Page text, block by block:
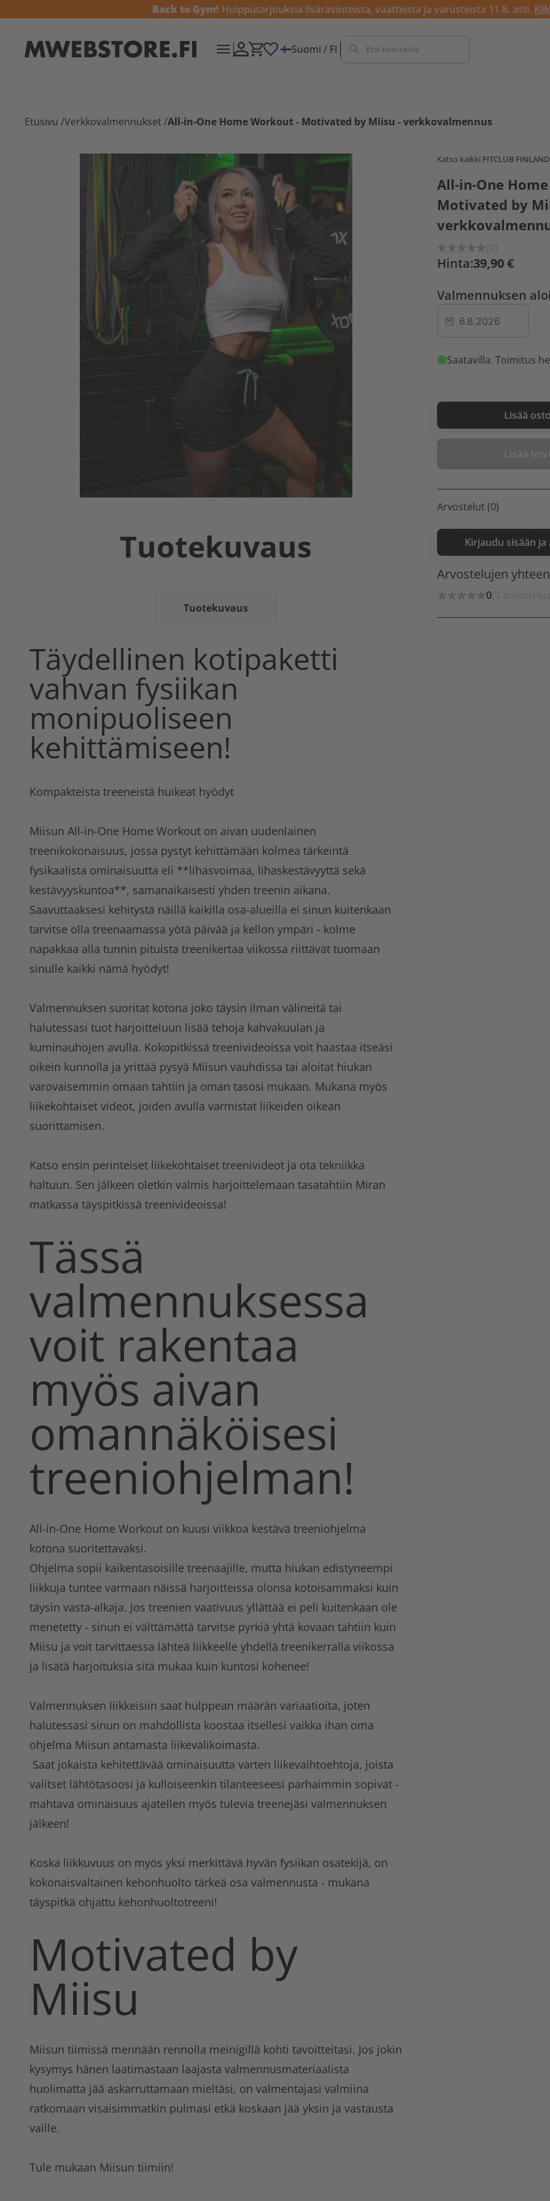
Back to Gym! Huipputarjouksia lisäravinteista, vaatteista ja varusteista 11.8. asti.
Suomi / FI
Etusivu /Verkkovalmennukset /All-in-One Home Workout - Motivated by Miisu - verkkovalmennus
Tuotekuvaus
Tuotekuvaus
Täydellinen kotipaketti
vahvan fysiikan
monipuoliseen
kehittämiseen!
Kompakteista treeneistä huikeat hyödyt
Miisun All-in-One Home Workout on aivan uudenlainen
treenikokonaisuus, jossa pystyt kehittämään kolmea tärkeintä
fysikaalista ominaisuutta eli **lihasvoimaa, lihaskestävyyttä sekä
kestävyyskuntoa**, samanaikaisesti yhden treenin aikana.
Saavuttaaksesi kehitystä näillä kaikilla osa-alueilla ei sinun kuitenkaan
tarvitse olla treenaamassa yötä päivää ja kellon ympäri - kolme
napakkaa alla tunnin pituista treenikertaa viikossa riittävät tuomaan
sinulle kaikki nämä hyödyt!
Valmennuksen suoritat kotona joko täysin ilman välineitä tai
halutessasi tuot harjoitteluun lisää tehoja kahvakuulan ja
kuminauhojen avulla. Kokopitkissä treenivideoissa voit haastaa itseäsi
oikein kunnolla ja yrittää pysyä Miisun vauhdissa tai aloitat hiukan
varovaisemmin omaan tahtiin ja oman tasosi mukaan. Mukana myös
liikekohtaiset videot, joiden avulla varmistat liikeiden oikean
suorittamisen.
Katso ensin perinteiset liikekohtaiset treenivideot ja ota tekniikka
haltuun. Sen jälkeen oletkin valmis harjoittelemaan tasatahtiin Miran
matkassa täyspitkissä treenivideoissa!
Tässä
valmennuksessa
voit rakentaa
myös aivan
omannäköisesi
treeniohjelman!
All-in-One Home Workout on kuusi viikkoa kestävä treeniohjelma
kotona suoritettavaksi.
Ohjelma sopii kaikentasoisille treenaajille, mutta hiukan edistyneempi
liikkuja tuntee varmaan näissä harjoitteissa olonsa kotoisammaksi kuin
täysin vasta-alkaja. Jos treenien vaativuus yllättää ei peli kuitenkaan ole
menetetty - sinun ei välttämättä tarvitse pyrkiä yhtä kovaan tahtiin kuin
Miisu ja voit tarvittaessa lähteä liikkeelle yhdellä treenikerralla viikossa
ja lisätä harjoituksia sitä mukaa kuin kuntosi kohenee!
Valmennuksen liikkeisiin saat hulppean määrän variaatioita, joten
halutessasi sinun on mahdollista koostaa itsellesi vaikka ihan oma
ohjelma Miisun antamasta liikevalikoimasta.
Saat jokaista kehitettävää ominaisuutta varten liikevaihtoehtoja, joista
valitset lähtötasoosi ja kulloiseenkin tilanteeseesi parhaimmin sopivat -
mahtava ominaisuus ajatellen myös tulevia treenejäsi valmennuksen
jälkeen!
Koska liikkuvuus on myös yksi merkittävä hyvän fysiikan osatekijä, on
kokonaisvaltainen kehonhuolto tärkeä osa valmennusta - mukana
täyspitkä ohjattu kehonhuoltotreeni!
Motivated by
Miisu
Miisun tiimissä mennään rennolla meinigillä kohti tavoitteitasi. Jos jokin
kysymys hänen laatimastaan laajasta valmennusmateriaalista
huolimatta jää askarruttamaan mieltäsi, on valmentajasi valmiina
ratkomaan visaisimmatkin pulmasi etkä koskaan jää yksin ja vastausta
vaille.
Tule mukaan Miisun tiimiin!
Katso kaikki FITCLUB FINLAND
All-in-One
Motivated by
(0)
Hinta:39,90 €
Valmennuksen
Saatavilla. Toimitus
Lisää
Lisää
Arvostelut (0)
Kirjaudu sisään
Arvostelujen
0(0